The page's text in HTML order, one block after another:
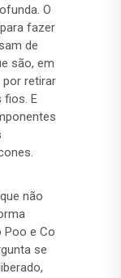
O
fazer
de
são, em
por retirar
fios. E
não
Poo e Co
se